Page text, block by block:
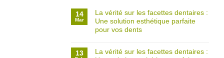
14
Mar
La vérité sur les facettes dentaires :
Une solution esthétique parfaite
pour vos dents
13
La vérité sur les facettes dentaires :